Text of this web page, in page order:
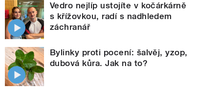
Vedro nejlíp ustojíte v kočárkárně
s křížovkou, radí s nadhledem
záchranář
Bylinky proti pocení: šalvěj, yzop,
dubová kůra. Jak na to?